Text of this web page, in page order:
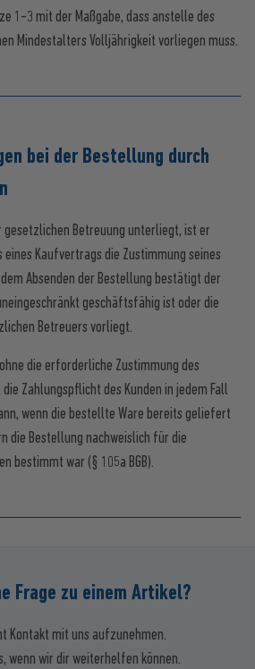
1-3 mit der Maßgabe, dass anstelle des
Mindestalters Volljährigkeit vorliegen muss.
bei der Bestellung durch
gesetzlichen Betreuung unterliegt, ist er
Kaufvertrags die Zustimmung seines
Absenden der Bestellung bestätigt der
geschäftsfähig ist oder die
Betreuers vorliegt.
die erforderliche Zustimmung des
Zahlungspflicht des Kunden in jedem Fall
wenn die bestellte Ware bereits geliefert
die Bestellung nachweislich für die
bestimmt war (§ 105a BGB).
Frage zu einem Artikel?
Kontakt mit uns aufzunehmen.
wenn wir dir weiterhelfen können.